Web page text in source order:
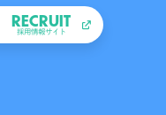
RECRUIT
採用情報サイト